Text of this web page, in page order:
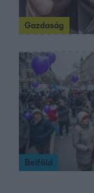
Gazdaság
Belföld